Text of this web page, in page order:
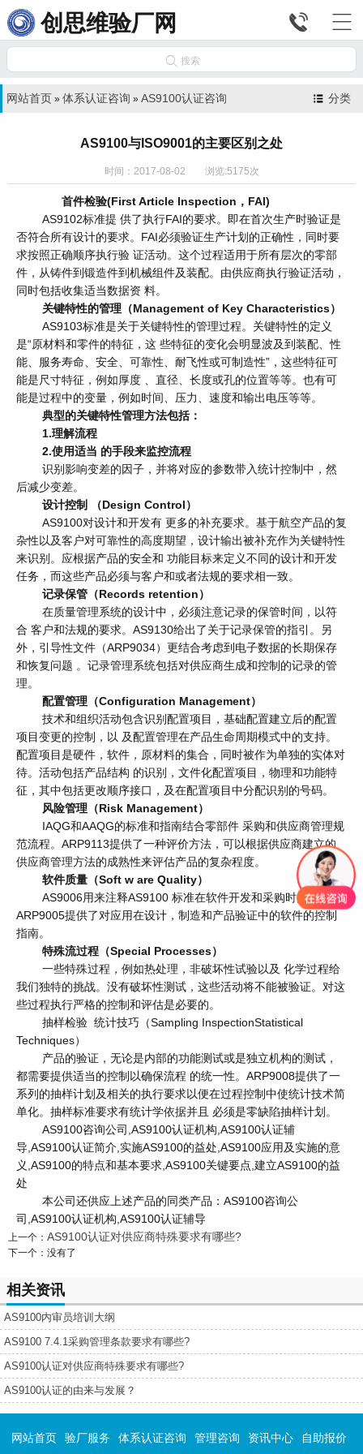
创思维验厂网 

 搜索
分类
网站首页 » 体系认证咨询 » AS9100认证咨询
AS9100与ISO9001的主要区别之处
时间：2017-08-02 浏览:5175次
首件检验(First Article Inspection，FAI)
AS9102标准提 供了执行FAI的要求。即在首次生产时验证是
否符合所有设计的要求。FAI必须验证生产计划的正确性，同时要
求按照正确顺序执行验 证活动。这个过程适用于所有层次的零部
件，从铸件到锻造件到机械组件及装配。由供应商执行验证活动，
同时包括收集适当数据资 料。
关键特性的管理（Management of Key Characteristics）
AS9103标准是关于关键特性的管理过程。关键特性的定义
是“原材料和零件的特征，这 些特征的变化会明显波及到装配、性
能、服务寿命、安全、可靠性、耐飞性或可制造性”，这些特征可
能是尺寸特征，例如厚度 、直径、长度或孔的位置等等。也有可
能是过程中的变量，例如时间、压力、速度和输出电压等等。
典型的关键特性管理方法包括：
1.理解流程
2.使用适当 的手段来监控流程
识别影响变差的因子，并将对应的参数带入统计控制中，然
后减少变差。
设计控制 （Design Control）
AS9100对设计和开发有 更多的补充要求。基于航空产品的复
杂性以及客户对可靠性的高度期望，设计输出被补充作为关键特性
来识别。应根据产品的安全和 功能目标来定义不同的设计和开发
任务，而这些产品必须与客户和或者法规的要求相一致。
记录保管（Records retention）
在质量管理系统的设计中，必须注意记录的保管时间，以符
合 客户和法规的要求。AS9130给出了关于记录保管的指引。另
外，引导性文件（ARP9034）更结合考虑到电子数据的长期保存
和恢复问题 。记录管理系统包括对供应商生成和控制的记录的管
理。
配置管理（Configuration Management）
技术和组织活动包含识别配置项目，基础配置建立后的配置
项目变更的控制，以 及配置管理在产品生命周期模式中的支持。
配置项目是硬件，软件，原材料的集合，同时被作为单独的实体对
待。活动包括产品结构 的识别，文件化配置项目，物理和功能特
征，其中包括更改顺序接口，及在配置项目中分配识别的号码。
风险管理（Risk Management）
IAQG和AAQG的标准和指南结合零部件 采购和供应商管理规
范流程。ARP9113提供了一种评价方法，可以根据供应商建立的
供应商管理方法的成熟性来评估产品的复杂程度。
软件质量（Soft w are Quality）
AS9006用来注释AS9100 标准在软件开发和采购时的要求。
ARP9005提供了对应用在设计，制造和产品验证中的软件的控制
指南。
特殊流过程（Special Processes）
一些特殊过程，例如热处理，非破坏性试验以及 化学过程给
我们独特的挑战。没有破坏性测试，这些活动将不能被验证。对这
些过程执行严格的控制和评估是必要的。
抽样检验 统计技巧（Sampling InspectionStatistical
Techniques）
产品的验证，无论是内部的功能测试或是独立机构的测试，
都需要提供适当的控制以确保流程 的统一性。ARP9008提供了一
系列的抽样计划及相关的执行要求以便在过程控制中使统计技术简
单化。抽样标准要求有统计学依据并且 必须是零缺陷抽样计划。
AS9100咨询公司,AS9100认证机构,AS9100认证辅
导,AS9100认证简介,实施AS9100的益处,AS9100应用及实施的意
义,AS9100的特点和基本要求,AS9100关键要点,建立AS9100的益
处
本公司还供应上述产品的同类产品：AS9100咨询公
司,AS9100认证机构,AS9100认证辅导
上一个： AS9100认证对供应商特殊要求有哪些?
下一个：没有了
相关资讯
AS9100内审员培训大纲
AS9100 7.4.1采购管理条款要求有哪些?
AS9100认证对供应商特殊要求有哪些?
AS9100认证的由来与发展？
网站首页 验厂服务 体系认证咨询 管理咨询 资讯中心 自助报价